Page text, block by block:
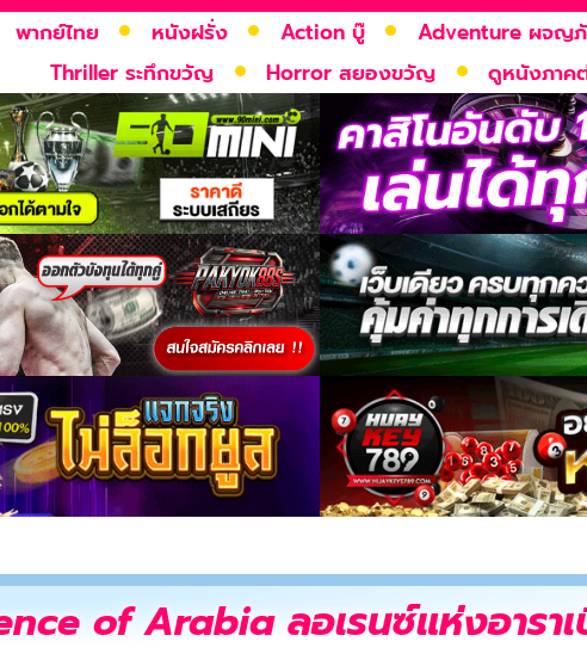
พากย์ไทย หนังฝรั่ง Action บู๊ Adventure ผจญ
Thriller ระทึกขวัญ
Horror สยองขวัญ ดูหนังภาค
of Arabia ลอเรนซ์แห่งอารา